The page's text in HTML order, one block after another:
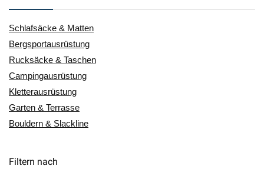
Schlafsäcke & Matten
Bergsportausrüstung
Rucksäcke & Taschen
Campingausrüstung
Kletterausrüstung
Garten & Terrasse
Bouldern & Slackline
Filtern nach